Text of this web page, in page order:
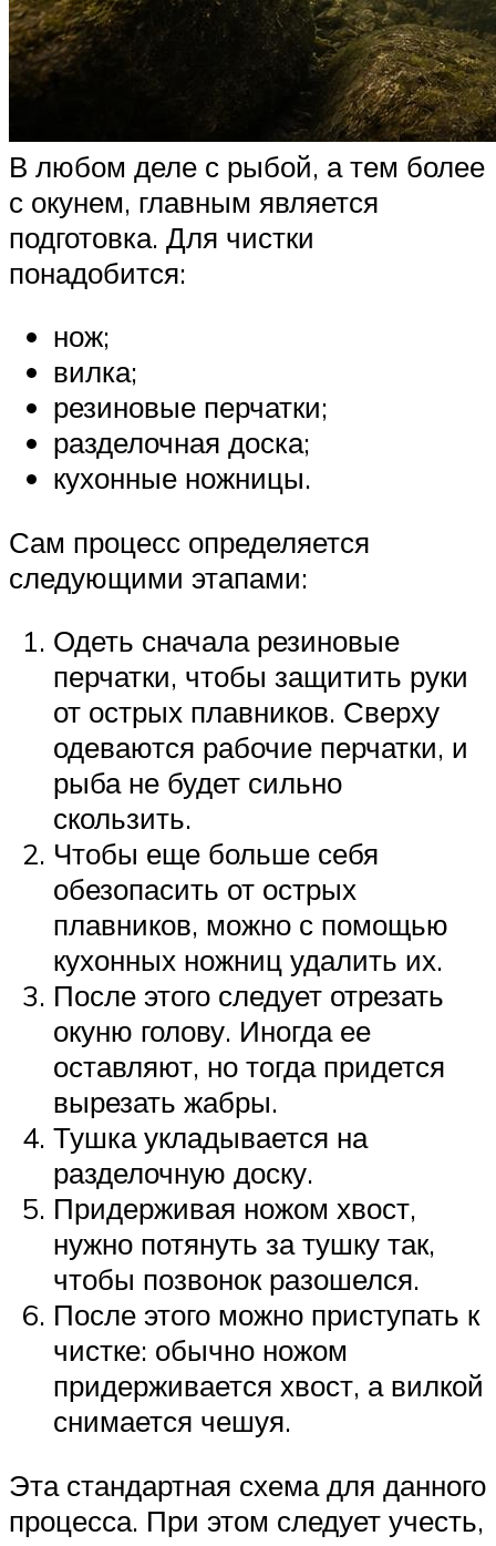
В любом деле с рыбой, а тем более
с окунем, главным является
подготовка. Для чистки
понадобится:
нож;
вилка;
резиновые перчатки;
разделочная доска;
кухонные ножницы.
Сам процесс определяется
следующими этапами:
Одеть сначала резиновые
перчатки, чтобы защитить руки
от острых плавников. Сверху
одеваются рабочие перчатки, и
рыба не будет сильно
скользить.
Чтобы еще больше себя
обезопасить от острых
плавников, можно с помощью
кухонных ножниц удалить их.
После этого следует отрезать
окуню голову. Иногда ее
оставляют, но тогда придется
вырезать жабры.
Тушка укладывается на
разделочную доску.
Придерживая ножом хвост,
нужно потянуть за тушку так,
чтобы позвонок разошелся.
После этого можно приступать к
чистке: обычно ножом
придерживается хвост, а вилкой
снимается чешуя.
Эта стандартная схема для данного
процесса. При этом следует учесть,